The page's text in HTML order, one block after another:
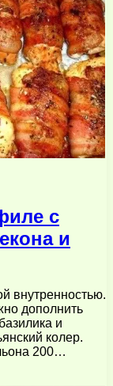
с
и
внутренностью.
дополнить
и
колер.
200…